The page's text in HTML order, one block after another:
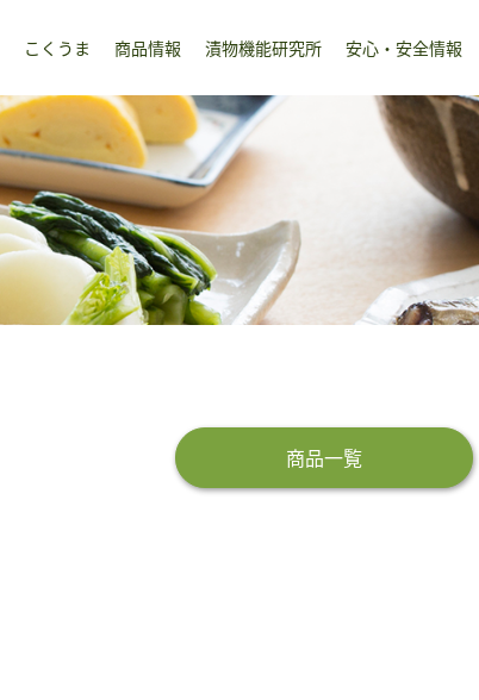
こくうま 商品情報 漬物機能研究所 安心・安全情報
商品一覧